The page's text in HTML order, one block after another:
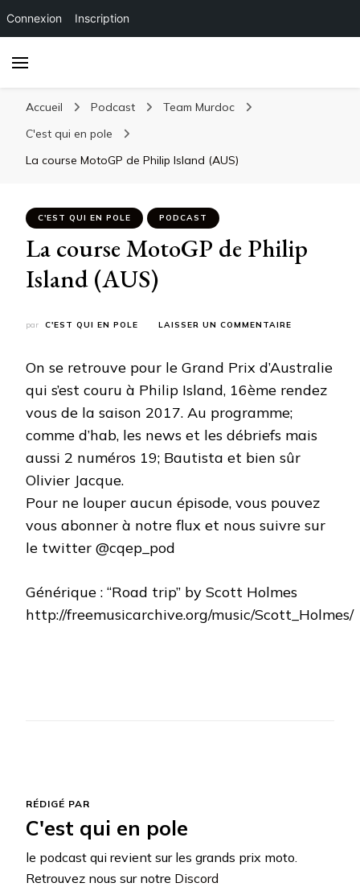
Connexion Inscription
Accueil Podcast
Team Murdoc
C'est qui en pole
La course MotoGP de Philip Island (AUS)
C'EST QUI EN POLE PODCAST
La course MotoGP de Philip
Island (AUS)
par C'EST QUI EN POLE LAISSER UN COMMENTAIRE
MOTOGP
PHILIP
ISLAND
On se retrouve pour le Grand Prix d’Australie
qui s’est couru à Philip Island, 16ème rendez
vous de la saison 2017. Au programme;
comme d’hab, les news et les débriefs mais
aussi 2 numéros 19; Bautista et bien sûr
Olivier Jacque.
Pour ne louper aucun épisode, vous pouvez
vous abonner à notre flux et nous suivre sur
le twitter @cqep_pod
Générique : “Road trip” by Scott Holmes
http://freemusicarchive.org/music/Scott_Holmes/
RÉDIGÉ PAR
C'est qui en pole
le podcast qui revient sur les grands prix moto.
Retrouvez nous sur notre Discord